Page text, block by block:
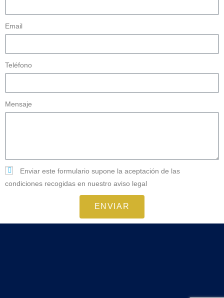
Email
Teléfono
Mensaje
Enviar este formulario supone la aceptación de las
condiciones recogidas en nuestro aviso legal
ENVIAR